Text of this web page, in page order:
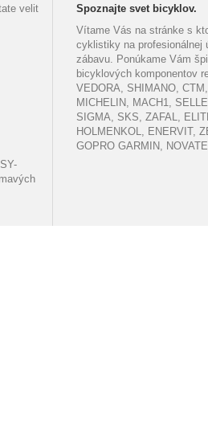
velit
Spoznajte svet bicyklov.
Vítame Vás na stránke s
cyklistiky na profesionálnej
zábavu. Ponúkame Vám
bicyklových komponentov
VEDORA, SHIMANO,
MICHELIN, MACH1,
SIGMA, SKS, ZAFAL,
HOLMENKOL, ENERVIT,
GOPRO GARMIN,